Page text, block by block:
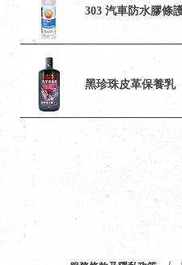
303 汽車防水膠條
黑珍珠皮革保養乳